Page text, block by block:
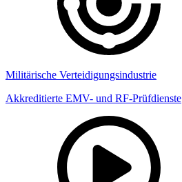
Militärische Verteidigungsindustrie
Akkreditierte EMV- und RF-Prüfdienste